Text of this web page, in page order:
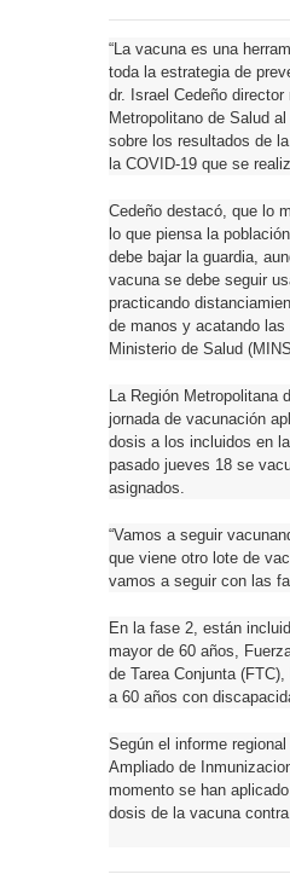
“La vacuna es una
toda la estrategia de
dr. Israel Cedeño director
Metropolitano de Salud
sobre los resultados de
la COVID-19 que se
Cedeño destacó, que lo
lo que piensa la
debe bajar la guardia,
vacuna se debe seguir
practicando
de manos y acatando las
Ministerio de Salud
La Región Metropolitana
jornada de vacunación
dosis a los incluidos en
pasado jueves 18 se
asignados.
“Vamos a seguir
que viene otro lote de
vamos a seguir con las
En la fase 2, están
mayor de 60 años,
de Tarea Conjunta
a 60 años con
Según el informe
Ampliado de
momento se han
dosis de la vacuna